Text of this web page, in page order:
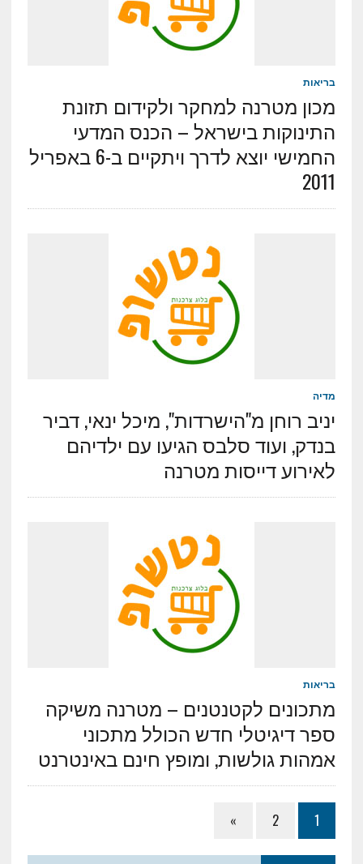
בריאות
מכון מטרנה למחקר ולקידום תזונת
התינוקות בישראל – הכנס המדעי
החמישי יוצא לדרך ויתקיים ב-6 באפריל
2011
מדיה
יניב רוחן מ"הישרדות", מיכל ינאי, דביר
בנדק, ועוד סלבס הגיעו עם ילדיהם
לאירוע דייסות מטרנה
בריאות
מתכונים לקטנטנים – מטרנה משיקה
ספר דיגיטלי חדש הכולל מתכוני
אמהות גולשות, ומופץ חינם באינטרנט
1
2
»